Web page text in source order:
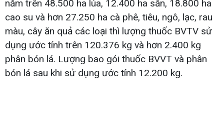
năm trên 48.500 ha lúa, 12.400 ha sắn, 18.800 ha
cao su và hơn 27.250 ha cà phê, tiêu, ngô, lạc, rau
màu, cây ăn quả các loại thì lượng thuốc BVTV sử
dụng ước tính trên 120.376 kg và hơn 2.400 kg
phân bón lá. Lượng bao gói thuốc BVVT và phân
bón lá sau khi sử dụng ước tính 12.200 kg.